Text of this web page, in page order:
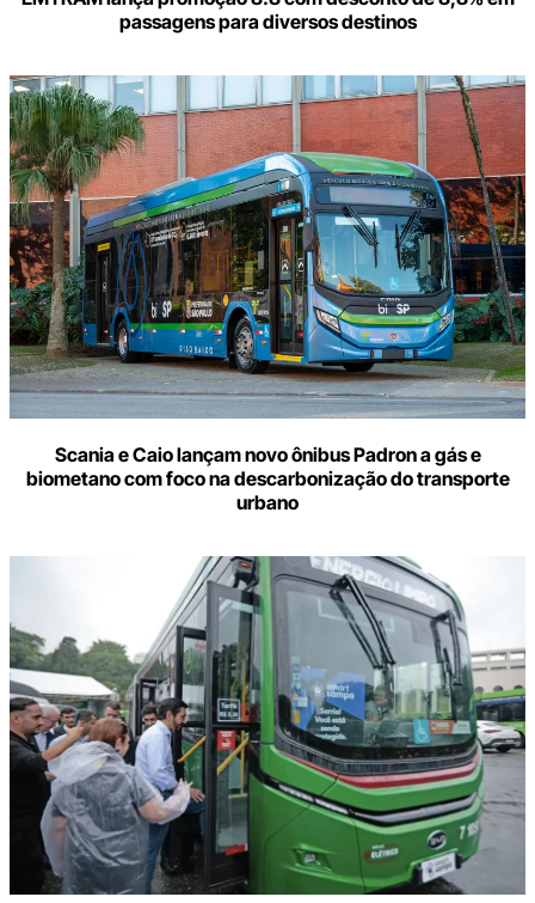
passagens para diversos destinos
Scania e Caio lançam novo ônibus Padron a gás e
biometano com foco na descarbonização do transporte
urbano